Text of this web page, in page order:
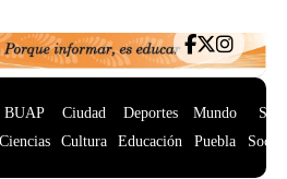
BUAP
Ciencias
Ciudad
Cultura
Deportes
Educación
Mundo
Puebla